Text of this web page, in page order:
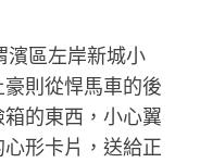
區左岸新城小
則從悍馬車的後
的東西，小心翼
形卡片，送給正